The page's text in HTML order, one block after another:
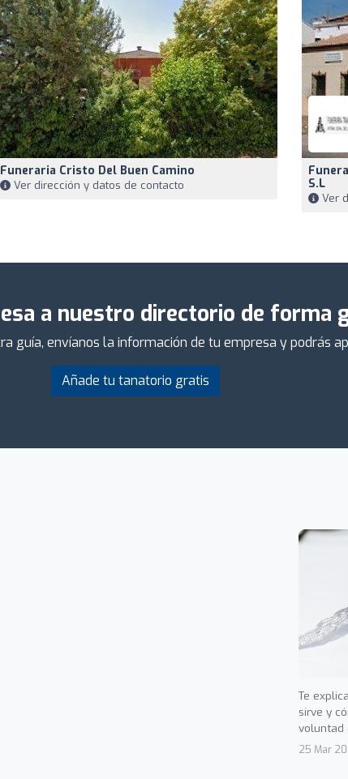
Funeraria Cristo Del Buen Camino
Ver dirección y datos de contacto
S.L
Ver
a nuestro directorio de forma
guía, envíanos la información de tu empresa y podrás
Añade tu tanatorio gratis
Te
sirve y
voluntad
25 Mar